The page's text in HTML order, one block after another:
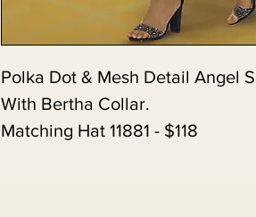
Polka Dot & Mesh Detail Angel
With Bertha Collar.
Matching Hat 11881 - $118